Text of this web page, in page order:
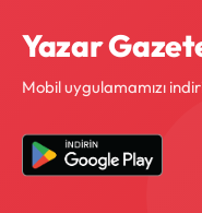
Yazar
Mobil uygulamamızı